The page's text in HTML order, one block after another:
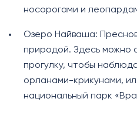
носорогами и
Озеро Найваша:
природой. Здесь можно
прогулку, чтобы
орланами-крикунами,
национальный парк